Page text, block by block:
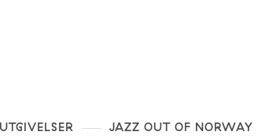
UTGIVELSER JAZZ OUT OF NORWAY